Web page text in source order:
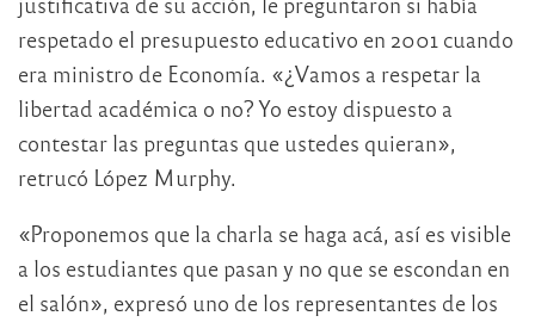
respetado el presupuesto educativo en 2001 cuando
era ministro de Economía. «¿Vamos a respetar la
libertad académica o no? Yo estoy dispuesto a
contestar las preguntas que ustedes quieran»,
retrucó López Murphy.
«Proponemos que la charla se haga acá, así es visible
a los estudiantes que pasan y no que se escondan en
el salón», expresó uno de los representantes de los